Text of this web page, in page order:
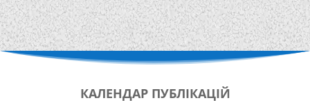
КАЛЕНДАР ПУБЛІКАЦІЙ